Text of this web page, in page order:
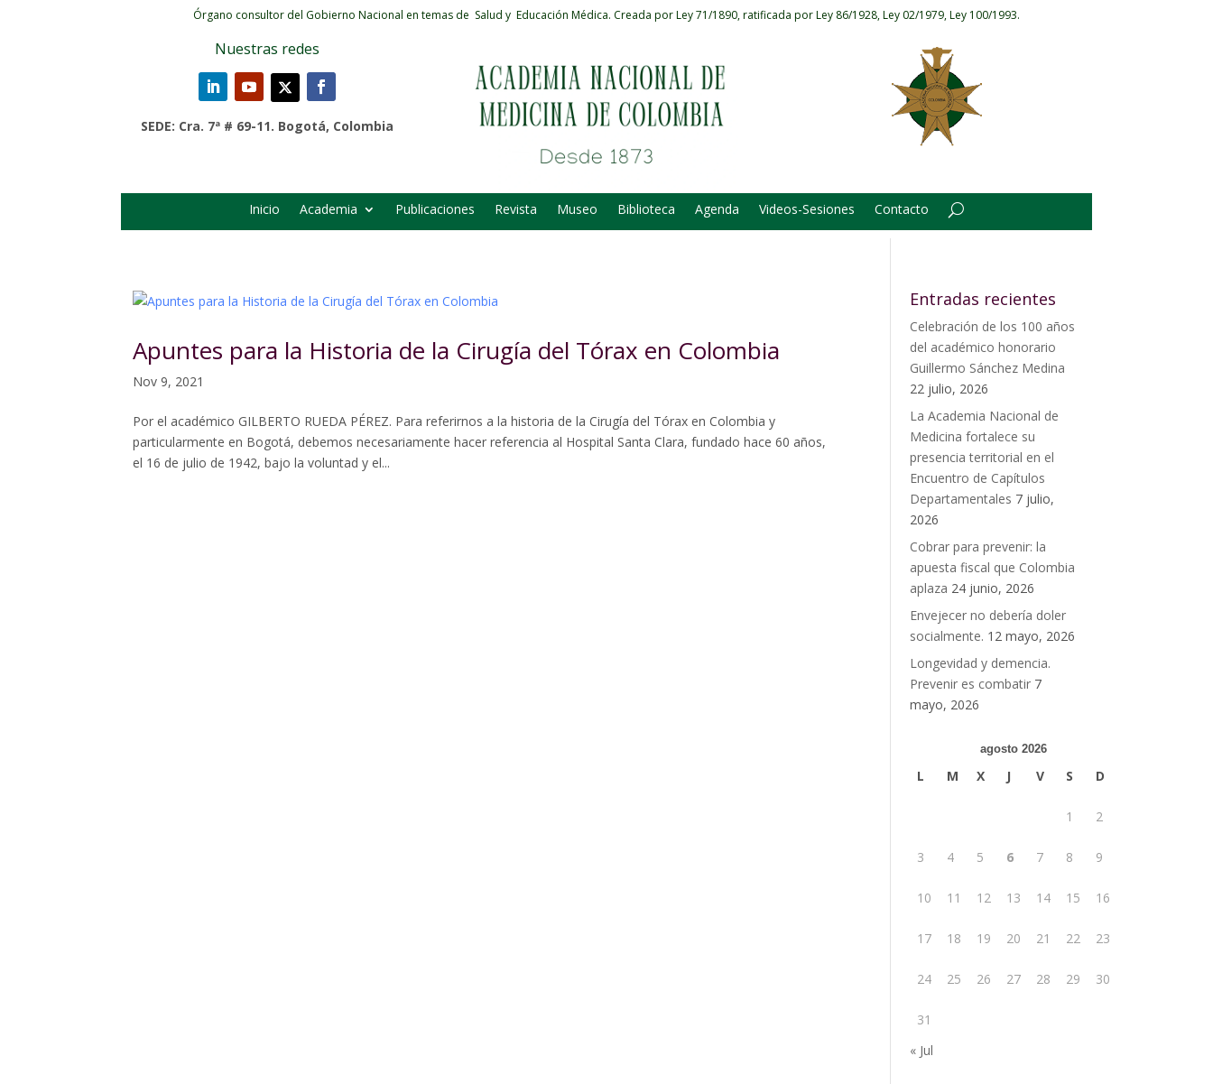
Órgano consultor del Gobierno Nacional en temas de Salud y Educación Médica. Creada por Ley 71/1890, ratificada por Ley 86/1928, Ley 02/1979, Ley 100/1993.
Nuestras redes
SEDE: Cra. 7ª # 69-11. Bogotá, Colombia
Inicio Academia Publicaciones Revista Museo Biblioteca Agenda Videos-Sesiones Contacto
Apuntes para la Historia de la Cirugía del Tórax en Colombia
Nov 9, 2021
Por el académico GILBERTO RUEDA PÉREZ. Para referirnos a la historia de la Cirugía del Tórax en Colombia y
particularmente en Bogotá, debemos necesariamente hacer referencia al Hospital Santa Clara, fundado hace 60 años,
el 16 de julio de 1942, bajo la voluntad y el...
Entradas recientes
Celebración de los 100 años
del académico honorario
Guillermo Sánchez Medina
22 julio, 2026
La Academia Nacional de
Medicina fortalece su
presencia territorial en el
Encuentro de Capítulos
Departamentales 7 julio,
2026
Cobrar para prevenir: la
apuesta fiscal que Colombia
aplaza 24 junio, 2026
Envejecer no debería doler
socialmente. 12 mayo, 2026
Longevidad y demencia.
Prevenir es combatir 7
mayo, 2026
agosto 2026
L M X J V S D
1 2
3 4 5 6 7 8 9
10 11 12 13 14 15 16
17 18 19 20 21 22 23
24 25 26 27 28 29 30
31
« Jul